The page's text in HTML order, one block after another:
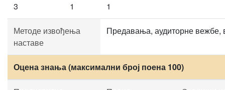
3 1 1
Методе извођења
наставе
Предавања, аудиторне вежбе,
Оцена знања (максимални број поена 100)